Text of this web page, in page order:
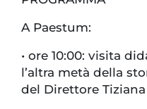
A Paestum:
• ore 10:00: visita
l’altra metà della
del Direttore Tiziana